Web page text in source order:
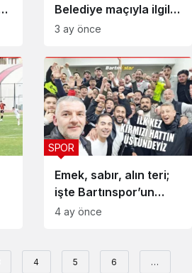
Belediye maçıyla ilgili
önemli karar
3 ay önce
Emek, sabır, alın teri;
işte Bartınspor’un
zaferi
SPOR
4 ay önce
4 5 6 …